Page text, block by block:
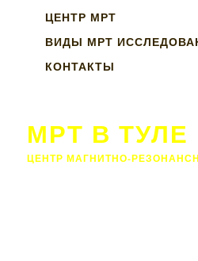
ЦЕНТР МРТ
ВИДЫ МРТ
КОНТАКТЫ
МРТ В ТУЛЕ
ЦЕНТР МАГНИТНО-